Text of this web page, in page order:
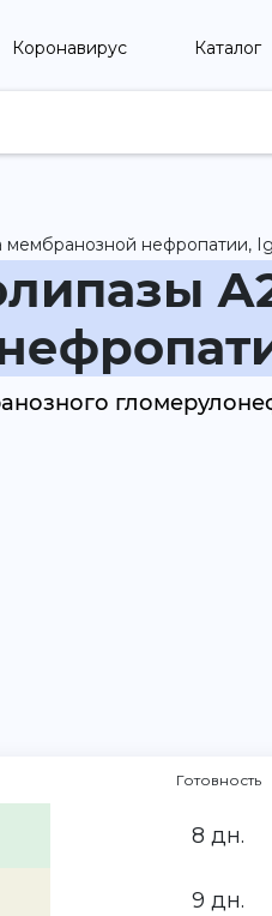
Коронавирус Каталог
мембранозной нефропатии,
Готовность
8 дн.
9 дн.